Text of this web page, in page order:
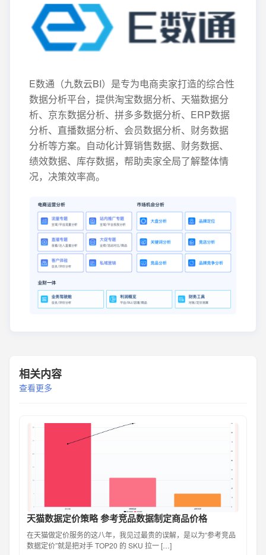
E数通（九数云BI）是专为电商卖家打造的综合性
数据分析平台，提供淘宝数据分析、天猫数据分
析、京东数据分析、拼多多数据分析、ERP数据
分析、直播数据分析、会员数据分析、财务数据
分析等方案。自动化计算销售数据、财务数据、
绩效数据、库存数据，帮助卖家全局了解整体情
况，决策效率高。
相关内容
查看更多
天猫数据定价策略 参考竞品数据制定商品价格
在天猫做定价服务的这八年，我见过最贵的误解，是以为“参考竞品
数据定价”就是把对手 TOP20 的 SKU 拉一 […]